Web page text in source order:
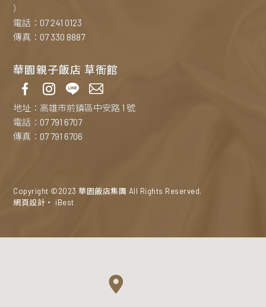
）
電話：07 241 0123
傳真：07 330 8887
華園親子飯店 草衙館
地址：高雄市前鎮區中安路 1 號
電話：07 791 6707
傳真：07 791 6706
Copyright ©2023 華園飯店集團 All Rights Reserved.
網頁設計 ‧ iBest